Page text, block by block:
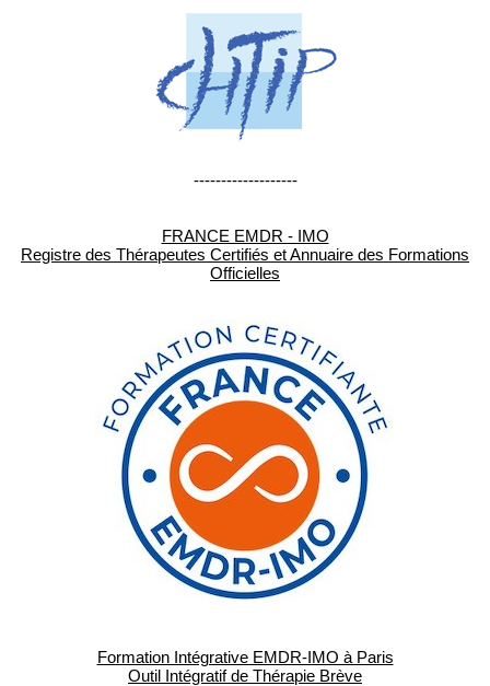
-------------------
FRANCE EMDR - IMO
Registre des Thérapeutes Certifiés et Annuaire des Formations
Officielles
Formation Intégrative EMDR-IMO à Paris
Outil Intégratif de Thérapie Brève